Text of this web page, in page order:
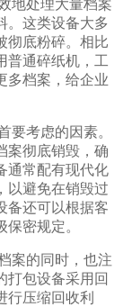
地处理大量档案
。这类设备大多
彻底粉碎。相比
普通碎纸机，工
多档案，给企业
要考虑的因素。
案彻底销毁，确
通常配有现代化
以避免在销毁过
备还可以根据客
密规定。
案的同时，也注
打包设备采用回
行压缩回收利